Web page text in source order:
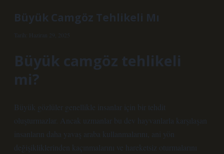
Büyük Camgöz Tehlikeli Mı
Tarih: Haziran 29, 2025
Büyük camgöz tehlikeli
mi?
Büyük gözlüler genellikle insanlar için bir tehdit
oluşturmazlar. Ancak uzmanlar bu dev hayvanlarla karşılaşan
insanların daha yavaş araba kullanmalarını, ani yön
değişikliklerinden kaçınmalarını ve hareketsiz oturmalarını